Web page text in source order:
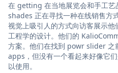
在 getting 在当地展览会和手工
shades 正在寻找一种在线销售
视觉上吸引人的方式向访客展示
工程学的设计。他们的
方案。他们在找到 powr slider
apps，但没有一个看起来好像它
以使用。